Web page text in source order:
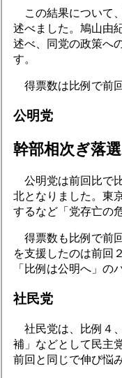
この結果について
述べました。鳩山由
述べ、同党の政策へ
す。
得票数は比例で前
公明党
幹部相次ぎ落選
公明党は前回比で
北となりました。東
するなど「党存亡の
得票数も比例で前
を支援したのは前回
「比例は公明へ」の
社民党
社民党は、比例４
補」などとして民主
前回と同じで伸び悩